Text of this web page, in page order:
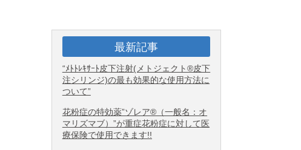
最新記事
“ﾒﾄﾄﾚｷｻｰﾄ皮下注射(メトジェクト®皮下
注シリンジ)の最も効果的な使用方法に
ついて”
花粉症の特効薬”ゾレア®（一般名：オ
マリズマブ）”が重症花粉症に対して医
療保険で使用できます!!